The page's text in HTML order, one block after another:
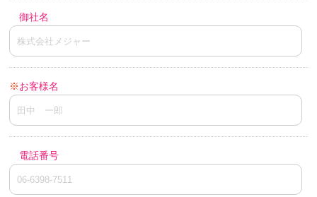
御社名
※お客様名
電話番号